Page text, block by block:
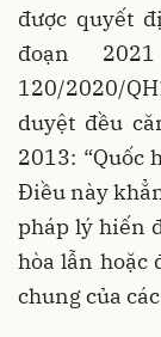
được quyết
đoạn
120/2020/
duyệt đều
2013: “Quốc
Điều này
pháp lý hiến
hòa lẫn hoặc
chung của